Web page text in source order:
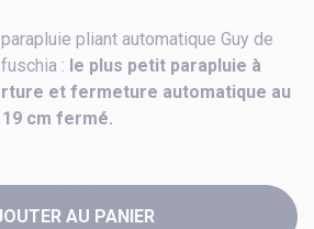
pliant automatique Guy de
: le plus petit parapluie à
et fermeture automatique au
cm fermé.
AU PANIER